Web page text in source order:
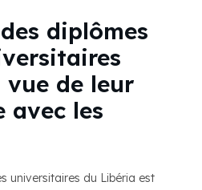
diplômes
vue de leur
avec les
universitaires du Libéria est